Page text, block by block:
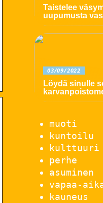
Taistelee
uupumusta
03/09/2022
Löydä sinulle
muoti
kuntoilu
kulttuuri
perhe
asuminen
vapaa-
kauneus